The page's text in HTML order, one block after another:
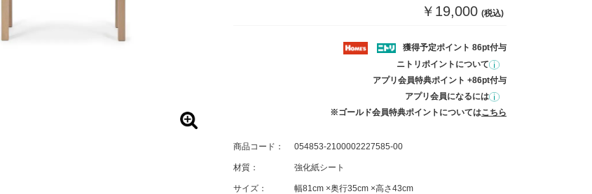
￥19,000 (税込)
獲得予定ポイント 86pt付与
ニトリポイントについて
アプリ会員特典ポイント +86pt付与
アプリ会員になるには
※ゴールド会員特典ポイントについてはこちら
商品コード： 054853-2100002227585-00
材質： 強化紙シート
サイズ： 幅81cm ×奥行35cm ×高さ43cm